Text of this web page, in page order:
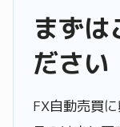
まずは
ださい
FX自動売買